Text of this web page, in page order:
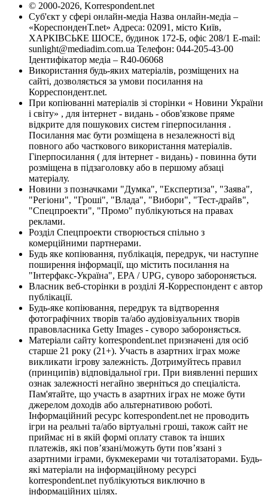
© 2000-2026, Korrespondent.net
Суб'єкт у сфері онлайн-медіа Назва онлайн-медіа –
«КореспонденТ.net» Адреса: 02091, місто Київ,
ХАРКІВСЬКЕ ШОСЕ, будинок 172-Б, офіс 208/1 E-mail:
sunlight@mediadim.com.ua Телефон: 044-205-43-00
Ідентифікатор медіа – R40-06068
Використання будь-яких матеріалів, розміщених на
сайті, дозволяється за умови посилання на
Корреспондент.net.
При копіюванні матеріалів зі сторінки « Новини України
і світу» , для інтернет - видань - обов'язкове пряме
відкрите для пошукових систем гіперпосилання .
Посилання має бути розміщена в незалежності від
повного або часткового використання матеріалів.
Гіперпосилання ( для інтернет - видань) - повинна бути
розміщена в підзаголовку або в першому абзаці
матеріалу.
Новини з позначками "Думка", "Експертиза", "Заява",
"Регіони", "Гроші", "Влада", "Вибори", "Тест-драйв",
"Спецпроекти", "Промо" публікуються на правах
реклами.
Розділ Спецпроекти створюється спільно з
комерційними партнерами.
Будь яке копіювання, публікація, передрук, чи наступне
поширення інформації, що містить посилання на
"Інтерфакс-Україна", EPA / UPG, суворо забороняється.
Власник веб-сторінки в розділі Я-Корреспондент є автор
публікації.
Будь-яке копіювання, передрук та відтворення
фотографічних творів та/або аудіовізуальних творів
правовласника Getty Images - суворо забороняється.
Матеріали сайту korrespondent.net призначені для осіб
старше 21 року (21+). Участь в азартних іграх може
викликати ігрову залежність. Дотримуйтесь правил
(принципів) відповідальної гри. При виявленні перших
ознак залежності негайно зверніться до спеціаліста.
Пам'ятайте, що участь в азартних іграх не може бути
джерелом доходів або альтернативою роботі.
Інформаційний ресурс korrespondent.net не проводить
ігри на реальні та/або віртуальні гроші, також сайт не
приймає ні в якій формі оплату ставок та інших
платежів, які пов’язані/можуть бути пов’язані з
азартними іграми, букмекерами чи тоталізаторами. Будь-
які матеріали на інформаційному ресурсі
korrespondent.net публікуються виключно в
інформаційних цілях.